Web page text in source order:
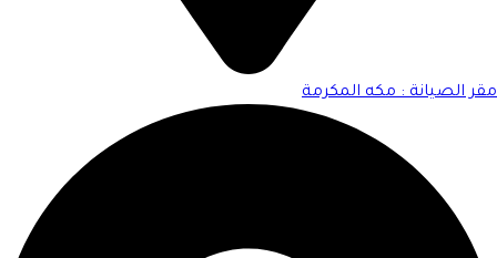
مقر الصيانة : مكه المكرمة